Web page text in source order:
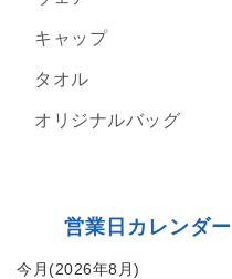
キャップ
タオル
オリジナルバッグ
営業日カレンダー
今月(2026年8月)